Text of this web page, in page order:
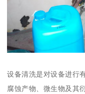
设备清洗是对设备进行
腐蚀产物、微生物及其